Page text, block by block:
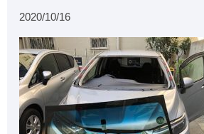
2020/10/16